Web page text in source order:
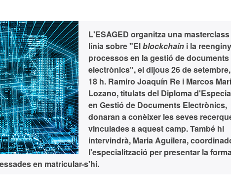
L'ESAGED organitza una masterclass
línia sobre "Elblockchain i la
processos en la gestió de documents
electrònics", eldijous 26 de
18 h. Ramiro Joaquín Re i Marcos Marí
Lozano, titulats del Diploma
en Gestió de Documents Electrònics,
donaran a conèixer les seves
vinculades a aquest camp. També hi
intervindrà, Maria Aguilera,
l'especialització per presentar la
en matricular-s'hi.